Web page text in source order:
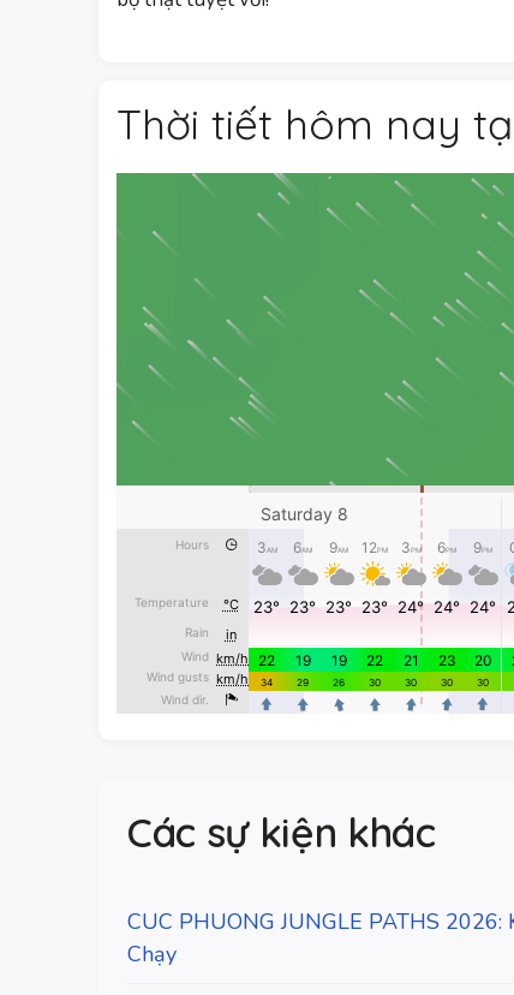
Thời tiết hôm nay
Các sự kiện khác
CUC PHUONG JUNGLE PATHS
Chạy